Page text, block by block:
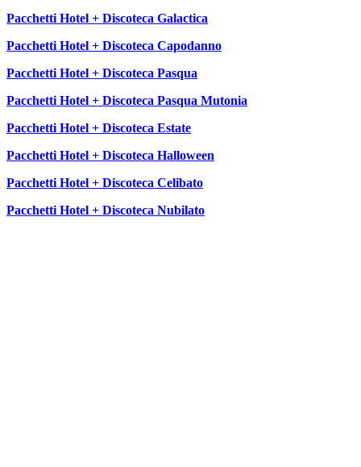
Pacchetti Hotel + Discoteca Galactica
Pacchetti Hotel + Discoteca Capodanno
Pacchetti Hotel + Discoteca Pasqua
Pacchetti Hotel + Discoteca Pasqua Mutonia
Pacchetti Hotel + Discoteca Estate
Pacchetti Hotel + Discoteca Halloween
Pacchetti Hotel + Discoteca Celibato
Pacchetti Hotel + Discoteca Nubilato